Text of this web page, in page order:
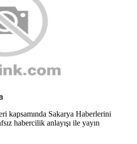
kapsamında Sakarya Haberlerini
habercilik anlayışı ile yayın